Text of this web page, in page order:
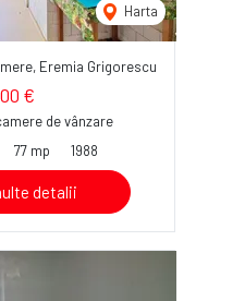
Harta
Eremia Grigorescu
€
de vânzare
77 mp 1988
detalii